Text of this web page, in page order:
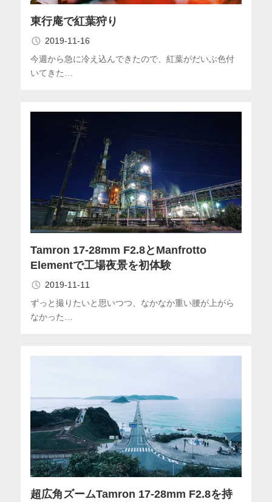
東行庵で紅葉狩り
2019-11-16
今週から急に冷え込んできたので、紅葉がだいぶ色付
いてきた…
Tamron 17-28mm F2.8とManfrotto
Elementで工場夜景を初体験
2019-11-11
ずっと撮りたいと思いつつ、なかなか重い腰が上がら
なかった…
超広角ズームTamron 17-28mm F2.8を持